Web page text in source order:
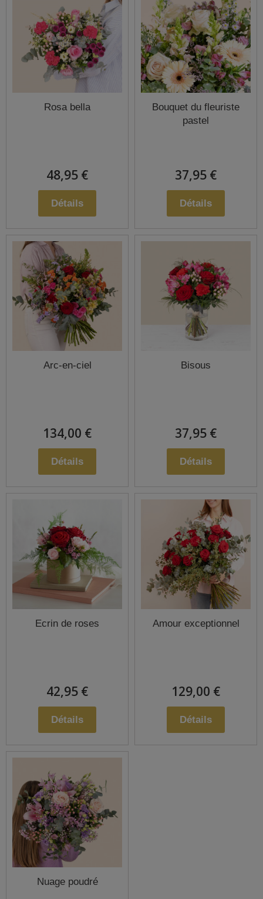
Rosa bella
48,95 €
Détails
Bouquet du fleuriste
pastel
37,95 €
Détails
Arc-en-ciel
134,00 €
Détails
Bisous
37,95 €
Détails
Ecrin de roses
42,95 €
Détails
Amour exceptionnel
129,00 €
Détails
Nuage poudré